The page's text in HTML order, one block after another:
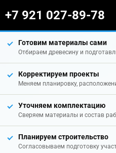
+7 921 027-89-78
Готовим материалы сами
Отбираем древесину и
Корректируем проекты
Меняем планировку,
Уточняем комплектацию
Сверяем материалы и состав
Планируем строительство
Согласовываем подготовку